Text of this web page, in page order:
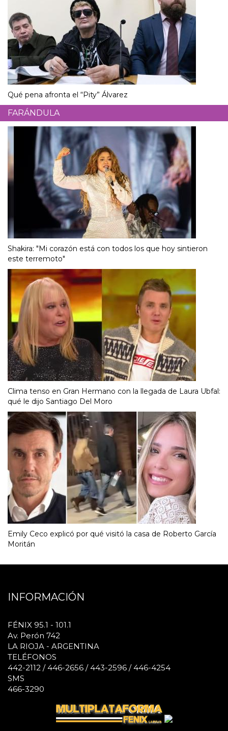
Qué pena afronta el “Pity” Álvarez
FARÁNDULA
Shakira: "Mi corazón está con todos los que hoy sintieron
este terremoto"
Clima tenso en Gran Hermano con la llegada de Laura Ubfal:
qué le dijo Santiago Del Moro
Emily Ceco explicó por qué visitó la casa de Roberto García
Moritán
INFORMACIÓN
FÉNIX 95.1 - 101.1
Av. Perón 742
LA RIOJA - ARGENTINA
TELÉFONOS
442-2112 / 446-2656 / 443-2596 / 446-4254
SMS
466-3290